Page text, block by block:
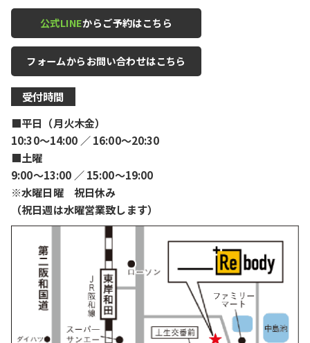
公式LINEからご予約はこちら
フォームからお問い合わせはこちら
受付時間
■平日（月火木金）
10:30〜14:00 ／ 16:00〜20:30
■土曜
9:00〜13:00 ／ 15:00〜19:00
※水曜日曜 祝日休み
（祝日週は水曜営業致します）